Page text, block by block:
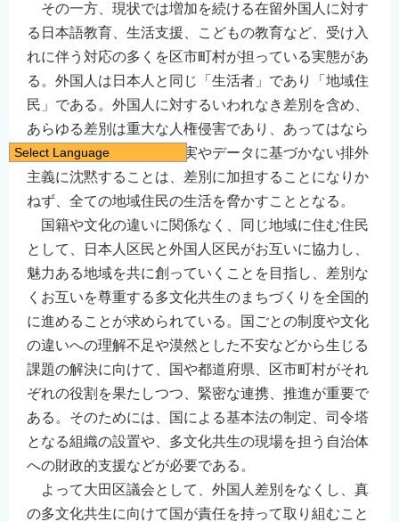
その一方、現状では増加を続ける在留外国人に対す
る日本語教育、生活支援、こどもの教育など、受け入
れに伴う対応の多くを区市町村が担っている実態があ
る。外国人は日本人と同じ「生活者」であり「地域住
民」である。外国人に対するいわれなき差別を含め、
あらゆる差別は重大な人権侵害であり、あってはなら
ないものであり、また事実やデータに基づかない排外
主義に沈黙することは、差別に加担することになりか
ねず、全ての地域住民の生活を脅かすこととなる。
国籍や文化の違いに関係なく、同じ地域に住む住民
として、日本人区民と外国人区民がお互いに協力し、
魅力ある地域を共に創っていくことを目指し、差別な
くお互いを尊重する多文化共生のまちづくりを全国的
に進めることが求められている。国ごとの制度や文化
の違いへの理解不足や漠然とした不安などから生じる
課題の解決に向けて、国や都道府県、区市町村がそれ
ぞれの役割を果たしつつ、緊密な連携、推進が重要で
ある。そのためには、国による基本法の制定、司令塔
となる組織の設置や、多文化共生の現場を担う自治体
への財政的支援などが必要である。
よって大田区議会として、外国人差別をなくし、真
の多文化共生に向けて国が責任を持って取り組むこと
Select Language
日本語
English
简体中文
繁體中文
नेपाली
Filipino